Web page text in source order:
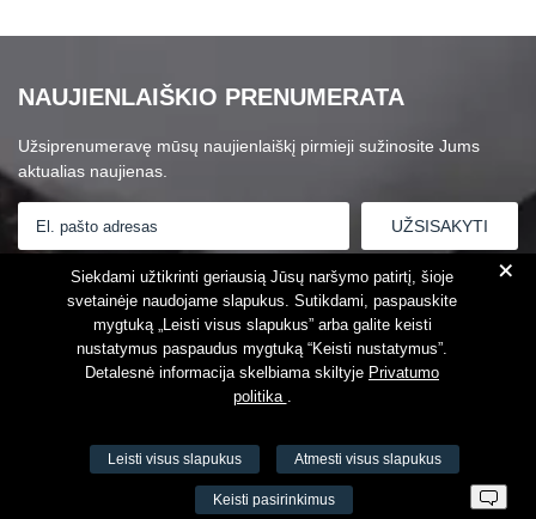
NAUJIENLAIŠKIO PRENUMERATA
Užsiprenumeravę mūsų naujienlaiškį pirmieji sužinosite Jums
aktualias naujienas.
Susipažinau suPrivatumo politika
VŠĮ Fitneso mokymo centras AEROMIX
+
Siekdami užtikrinti geriausią Jūsų naršymo patirtį, šioje
svetainėje naudojame slapukus. Sutikdami, paspauskite
mygtuką „Leisti visus slapukus” arba galite keisti
nustatymus paspaudus mygtuką “Keisti nustatymus”.
Detalesnė informacija skelbiama skiltyje Privatumo
politika .
Leisti visus slapukus Atmesti visus slapukus
Keisti pasirinkimus